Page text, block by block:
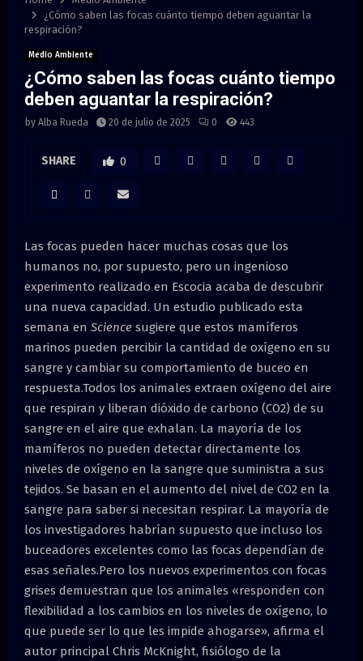
N
U
¿Cómo saben las focas cuánto tiempo deben aguantar la
respiración?
Medio Ambiente
¿Cómo saben las focas cuánto tiempo
deben aguantar la respiración?
by Alba Rueda 20 de julio de 2025 0 443
SHARE 0
Las focas pueden hacer muchas cosas que los
humanos no, por supuesto, pero un ingenioso
experimento realizado en Escocia acaba de descubrir
una nueva capacidad. Un estudio publicado esta
semana en Science sugiere que estos mamíferos
marinos pueden percibir la cantidad de oxígeno en su
sangre y cambiar su comportamiento de buceo en
respuesta.Todos los animales extraen oxígeno del aire
que respiran y liberan dióxido de carbono (CO2) de su
sangre en el aire que exhalan. La mayoría de los
mamíferos no pueden detectar directamente los
niveles de oxígeno en la sangre que suministra a sus
tejidos. Se basan en el aumento del nivel de CO2 en la
sangre para saber si necesitan respirar. La mayoría de
los investigadores habrían supuesto que incluso los
buceadores excelentes como las focas dependían de
esas señales.Pero los nuevos experimentos con focas
grises demuestran que los animales «responden con
flexibilidad a los cambios en los niveles de oxígeno, lo
que puede ser lo que les impide ahogarse», afirma el
autor principal Chris McKnight, fisiólogo de la